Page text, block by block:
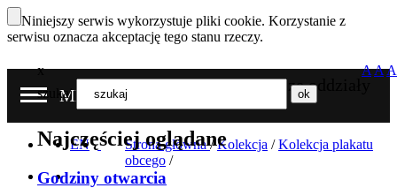
Niniejszy serwis wykorzystuje pliki cookie. Korzystanie z
serwisu oznacza akceptację tego stanu rzeczy.
Nasze oddziały
MENU
x
szukaj
Najczęściej oglądane
Godziny otwarcia
AAA
EN Strona główna/ Kolekcja /Kolekcja plakatu
obcego /